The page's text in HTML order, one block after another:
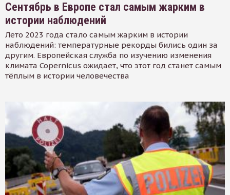
Сентябрь в Европе стал самым жарким в
истории наблюдений
Лето 2023 года стало самым жарким в истории
наблюдений: температурные рекорды бились один за
другим. Европейская служба по изучению изменения
климата Copernicus ожидает, что этот год станет самым
тёплым в истории человечества